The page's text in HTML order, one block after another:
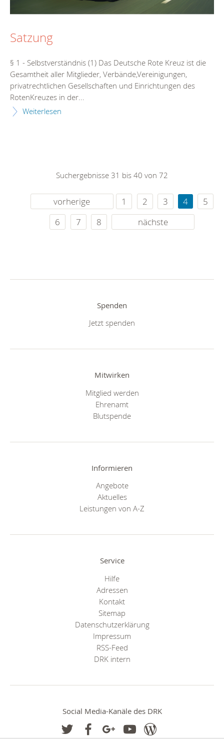
Satzung
§ 1 - Selbstverständnis (1) Das Deutsche Rote Kreuz ist die
Gesamtheit aller Mitglieder, Verbände,Vereinigungen,
privatrechtlichen Gesellschaften und Einrichtungen des
RotenKreuzes in der...
Weiterlesen
Suchergebnisse 31 bis 40 von 72
vorherige 1 2 3 4
5
6
7 8 nächste
Spenden
Jetzt spenden
Mitwirken
Mitglied werden
Ehrenamt
Blutspende
Informieren
Angebote
Aktuelles
Leistungen von A-Z
Service
Hilfe
Adressen
Kontakt
Sitemap
Datenschutzerklärung
Impressum
RSS-Feed
DRK intern
Social Media-Kanäle des DRK